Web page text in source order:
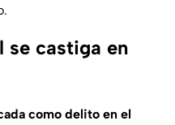
se castiga en
como delito en el